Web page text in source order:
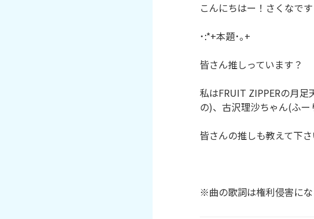
こんにちはー！さくなです
･:*+本題･｡+
皆さん推しっています？
私はFRUIT ZIPPERの月
の)、古沢理沙ちゃん(ふー
皆さんの推しも教えて下さ
※曲の歌詞は権利侵害にな